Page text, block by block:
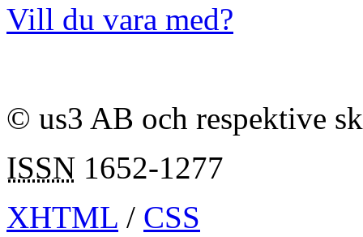
Vill du vara med?
© us3 AB och respektive
ISSN 1652-1277
XHTML / CSS